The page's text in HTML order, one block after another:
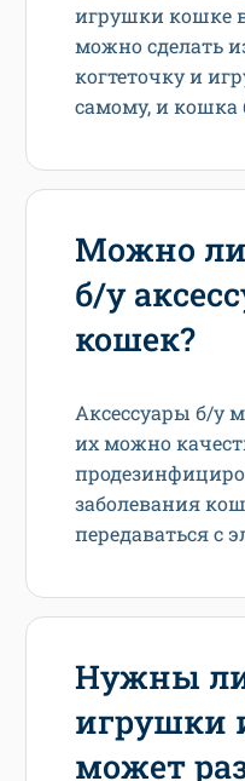
игрушки кошке
можно сделать
когтеточку и
самому, и кошка
Можно
б/у
кошек?
Аксессуары б/у
их можно
заболевания
передаваться с
Нужны
игрушки
может